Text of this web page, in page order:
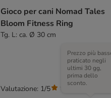
Gioco per cani Nomad Tales
Bloom Fitness Ring
Tg. L: ca. Ø 30 cm
Prezzo più
praticato negli
ultimi 30 gg,
prima dello
sconto.
Valutazione: 1/5